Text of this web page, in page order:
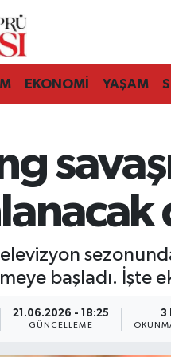
EKONOMİ YAŞAM
başladı. İşte
21.06.2026 - 18:25
GÜNCELLEME
3